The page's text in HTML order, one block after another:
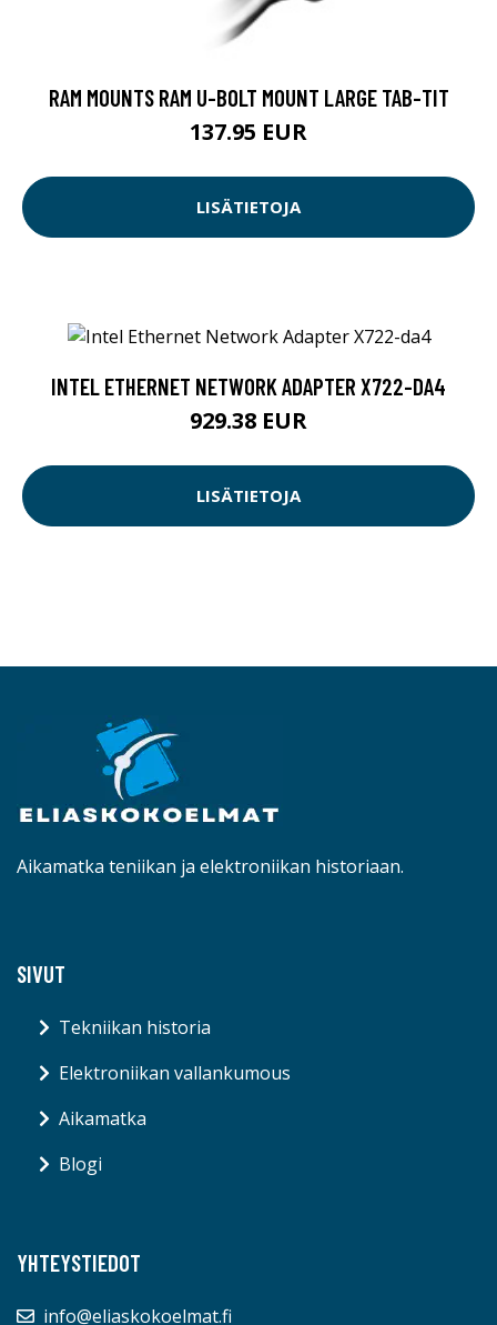
RAM MOUNTS RAM U-BOLT MOUNT LARGE TAB-TIT
137.95 EUR
LISÄTIETOJA
INTEL ETHERNET NETWORK ADAPTER X722-DA4
929.38 EUR
LISÄTIETOJA
Aikamatka teniikan ja elektroniikan historiaan.
SIVUT
Tekniikan historia
Elektroniikan vallankumous
Aikamatka
Blogi
YHTEYSTIEDOT
info@eliaskokoelmat.fi